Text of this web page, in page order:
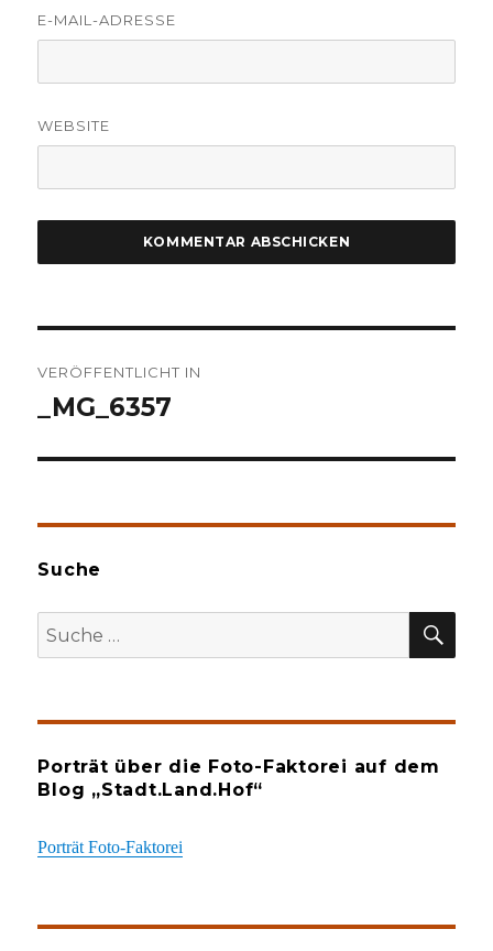
E-MAIL-ADRESSE
WEBSITE
VERÖFFENTLICHT IN
_MG_6357
Suche
Suche
nach:
Porträt über die Foto-Faktorei auf dem
Blog „Stadt.Land.Hof“
Porträt Foto-Faktorei